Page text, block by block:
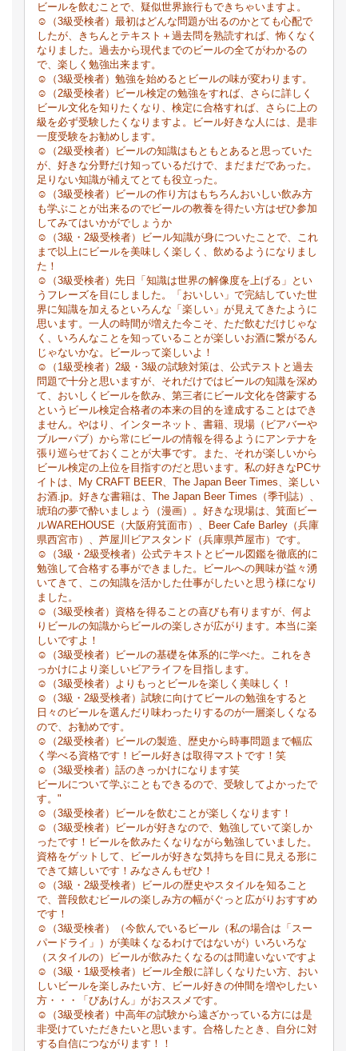
ビールを飲むことで、疑似世界旅行もできちゃいますよ。
☺（3級受検者）最初はどんな問題が出るのかとても心配で
したが、きちんとテキスト＋過去問を熟読すれば、怖くなく
なりました。過去から現代までのビールの全てがわかるの
で、楽しく勉強出来ます。
☺（3級受検者）勉強を始めるとビールの味が変わります。
☺（2級受検者）ビール検定の勉強をすれば、さらに詳しく
ビール文化を知りたくなり、検定に合格すれば、さらに上の
級を必ず受験したくなりますよ。ビール好きな人には、是非
一度受験をお勧めします。
☺（2級受検者）ビールの知識はもともとあると思っていた
が、好きな分野だけ知っているだけで、まだまだであった。
足りない知識が補えてとても役立った。
☺（3級受検者）ビールの作り方はもちろんおいしい飲み方
も学ぶことが出来るのでビールの教養を得たい方はぜひ参加
してみてはいかがでしょうか
☺（3級・2級受検者）ビール知識が身についたことで、これ
まで以上にビールを美味しく楽しく、飲めるようになりまし
た！
☺（3級受検者）先日「知識は世界の解像度を上げる」とい
うフレーズを目にしました。「おいしい」で完結していた世
界に知識を加えるといろんな「楽しい」が見えてきたように
思います。一人の時間が増えた今こそ、ただ飲むだけじゃな
く、いろんなことを知っていることが楽しいお酒に繋がるん
じゃないかな。ビールって楽しいよ！
☺（1級受検者）2級・3級の試験対策は、公式テストと過去
問題で十分と思いますが、それだけではビールの知識を深め
て、おいしくビールを飲み、第三者にビール文化を啓蒙する
というビール検定合格者の本来の目的を達成することはでき
ません。やはり、インターネット、書籍、現場（ビアバーや
ブルーパブ）から常にビールの情報を得るようにアンテナを
張り巡らせておくことが大事です。また、それが楽しいから
ビール検定の上位を目指すのだと思います。私の好きなPCサ
イトは、My CRAFT BEER、The Japan Beer Times、楽しい
お酒.jp。好きな書籍は、The Japan Beer Times（季刊誌）、
琥珀の夢で酔いましょう（漫画）。好きな現場は、箕面ビー
ルWAREHOUSE（大阪府箕面市）、Beer Cafe Barley（兵庫
県西宮市）、芦屋川ビアスタンド（兵庫県芦屋市）です。
☺（3級・2級受検者）公式テキストとビール図鑑を徹底的に
勉強して合格する事ができました。ビールへの興味が益々湧
いてきて、この知識を活かした仕事がしたいと思う様になり
ました。
☺（3級受検者）資格を得ることの喜びも有りますが、何よ
りビールの知識からビールの楽しさが広がります。本当に楽
しいですよ！
☺（3級受検者）ビールの基礎を体系的に学べた。これをき
っかけにより楽しいビアライフを目指します。
☺（3級受検者）よりもっとビールを楽しく美味しく！
☺（3級・2級受検者）試験に向けてビールの勉強をすると
日々のビールを選んだり味わったりするのが一層楽しくなる
ので、お勧めです。
☺（2級受検者）ビールの製造、歴史から時事問題まで幅広
く学べる資格です！ビール好きは取得マストです！笑
☺（3級受検者）話のきっかけになります笑
ビールについて学ぶこともできるので、受験してよかったで
す。"
☺（3級受検者）ビールを飲むことが楽しくなります！
☺（3級受検者）ビールが好きなので、勉強していて楽しか
ったです！ビールを飲みたくなりながら勉強していました。
資格をゲットして、ビールが好きな気持ちを目に見える形に
できて嬉しいです！みなさんもぜひ！
☺（3級・2級受検者）ビールの歴史やスタイルを知ること
で、普段飲むビールの楽しみ方の幅がぐっと広がりおすすめ
です！
☺（3級受検者）（今飲んでいるビール（私の場合は「スー
パードライ」）が美味くなるわけではないが）いろいろな
（スタイルの）ビールが飲みたくなるのは間違いないですよ
☺（3級・1級受検者）ビール全般に詳しくなりたい方、おい
しいビールを楽しみたい方、ビール好きの仲間を増やしたい
方・・・「びあけん」がおススメです。
☺（3級受検者）中高年の試験から遠ざかっている方には是
非受けていただきたいと思います。合格したとき、自分に対
する自信につながります！！